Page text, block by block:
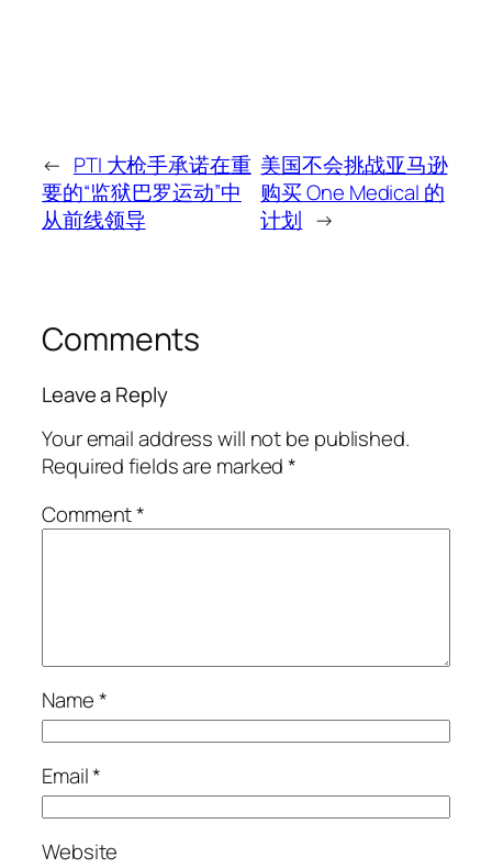
← PTI 大枪手承诺在重
要的“监狱巴罗运动”中
从前线领导
美国不会挑战亚马逊
购买 One Medical 的
计划 →
Comments
Leave a Reply
Your email address will not be published.
Required fields are marked*
Comment*
Name*
Email*
Website